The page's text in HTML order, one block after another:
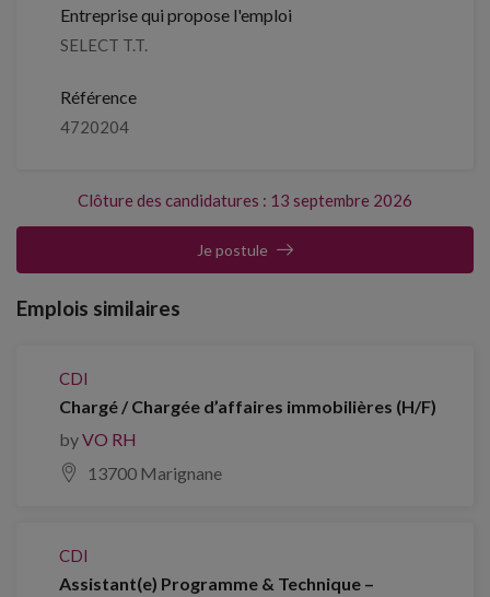
Entreprise qui propose l'emploi
SELECT T.T.
Référence
4720204
Clôture des candidatures : 13 septembre 2026
Je postule
Emplois similaires
CDI
Chargé / Chargée d’affaires immobilières (H/F)
byVO RH
13700 Marignane
CDI
Assistant(e) Programme & Technique –